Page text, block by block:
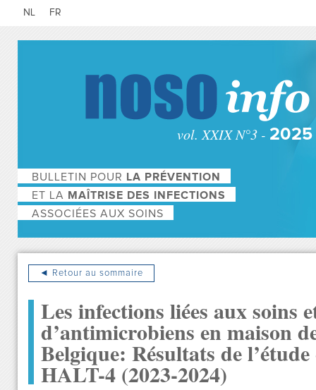
NL FR
vol. XXIX N°3 - 2025
BULLETIN POUR
LA PRÉVENTION
ET LA
MAÎTRISE DES INFECTIONS
ASSOCIÉES AUX SOINS
◄ Retour au sommaire
Les infections liées aux soins
d’antimicrobiens en maison
Belgique: Résultats de
HALT-4 (2023-2024)